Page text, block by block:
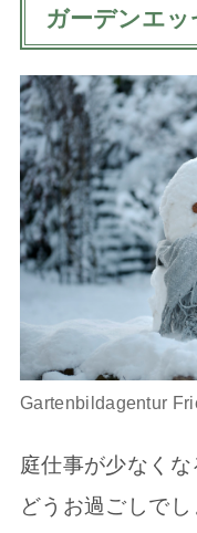
ガーデンエッ
Gartenbildagentur
庭仕事が少なく
どうお過ごしで